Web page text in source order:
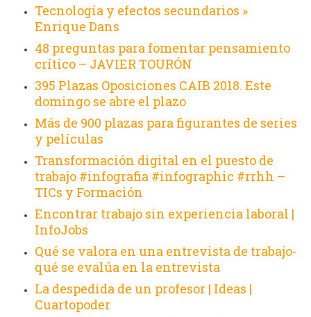
Tecnología y efectos secundarios »
Enrique Dans
48 preguntas para fomentar pensamiento
crítico – JAVIER TOURÓN
395 Plazas Oposiciones CAIB 2018. Este
domingo se abre el plazo
Más de 900 plazas para figurantes de series
y películas
Transformación digital en el puesto de
trabajo #infografia #infographic #rrhh –
TICs y Formación
Encontrar trabajo sin experiencia laboral |
InfoJobs
Qué se valora en una entrevista de trabajo-
qué se evalúa en la entrevista
La despedida de un profesor | Ideas |
Cuartopoder